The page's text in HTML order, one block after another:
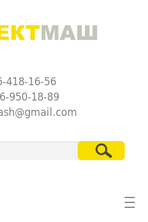
418-16-56
950-18-89
☰